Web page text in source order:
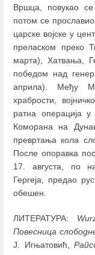
Вршца, повукао
потом се
царске војске у
преласком преко
марта), Хатвања,
победом над
априла). Међу
храбрости,
ратна операција у
Коморана на
превртања кола
После опоравка
17. августа, по
Гергеја, предао
обешен.
ЛИТЕРАТУРА:
Повесница
Ј. Игњатовић,